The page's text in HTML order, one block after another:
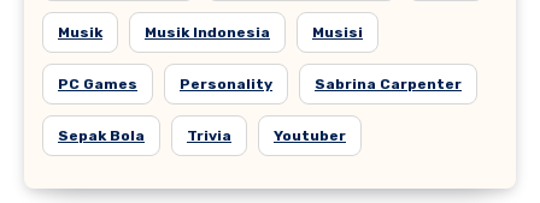
Musik Musik Indonesia Musisi
PC Games Personality Sabrina Carpenter
Sepak Bola Trivia Youtuber